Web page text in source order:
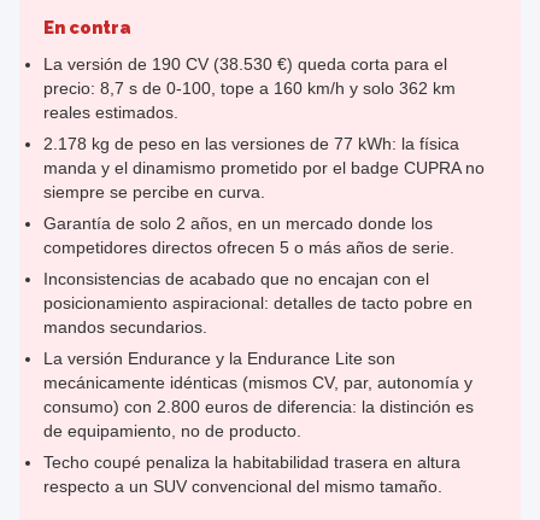
En contra
La versión de 190 CV (38.530 €) queda corta para el
precio: 8,7 s de 0-100, tope a 160 km/h y solo 362 km
reales estimados.
2.178 kg de peso en las versiones de 77 kWh: la física
manda y el dinamismo prometido por el badge CUPRA no
siempre se percibe en curva.
Garantía de solo 2 años, en un mercado donde los
competidores directos ofrecen 5 o más años de serie.
Inconsistencias de acabado que no encajan con el
posicionamiento aspiracional: detalles de tacto pobre en
mandos secundarios.
La versión Endurance y la Endurance Lite son
mecánicamente idénticas (mismos CV, par, autonomía y
consumo) con 2.800 euros de diferencia: la distinción es
de equipamiento, no de producto.
Techo coupé penaliza la habitabilidad trasera en altura
respecto a un SUV convencional del mismo tamaño.